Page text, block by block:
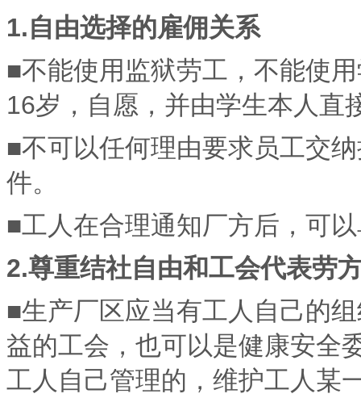
1.自由选择的雇佣关系
■不能使用监狱劳工，不能使
16岁，自愿，并由学生本人直
■不可以任何理由要求员工交
件。
■工人在合理通知厂方后，可
2.尊重结社自由和工会代表劳
■生产厂区应当有工人自己的
益的工会，也可以是健康安全
工人自己管理的，维护工人某